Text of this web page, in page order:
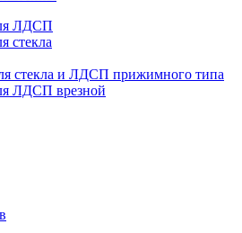
ЛДСП
стекла
стекла и ЛДСП прижимного типа
ЛДСП врезной